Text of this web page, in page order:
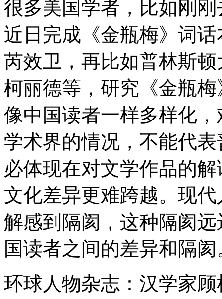
很多美国学者，比如刚
近日完成《金瓶梅》词
芮效卫，再比如普林斯
柯丽德等，研究《金瓶
像中国读者一样多样化
学术界的情况，不能代
必体现在对文学作品的
文化差异更难跨越。现
解感到隔阂，这种隔阂
国读者之间的差异和隔阂
环球人物杂志：汉学家